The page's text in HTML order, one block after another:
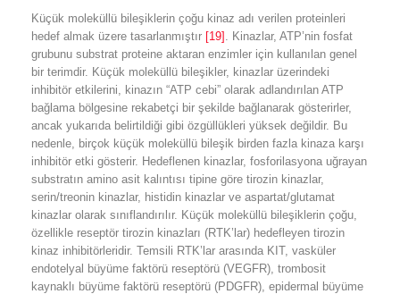
Küçük moleküllü bileşiklerin çoğu kinaz adı verilen proteinleri
hedef almak üzere tasarlanmıştır [19]
. Kinazlar, ATP’nin fosfat
grubunu substrat proteine aktaran enzimler için kullanılan genel
bir terimdir. Küçük moleküllü bileşikler, kinazlar üzerindeki
inhibitör etkilerini, kinazın “ATP cebi” olarak adlandırılan ATP
bağlama bölgesine rekabetçi bir şekilde bağlanarak gösterirler,
ancak yukarıda belirtildiği gibi özgüllükleri yüksek değildir. Bu
nedenle, birçok küçük moleküllü bileşik birden fazla kinaza karşı
inhibitör etki gösterir. Hedeflenen kinazlar, fosforilasyona uğrayan
substratın amino asit kalıntısı tipine göre tirozin kinazlar,
serin/treonin kinazlar, histidin kinazlar ve aspartat/glutamat
kinazlar olarak sınıflandırılır. Küçük moleküllü bileşiklerin çoğu,
özellikle reseptör tirozin kinazları (RTK’lar) hedefleyen tirozin
kinaz inhibitörleridir. Temsili RTK’lar arasında KIT, vasküler
endotelyal büyüme faktörü reseptörü (VEGFR), trombosit
kaynaklı büyüme faktörü reseptörü (PDGFR), epidermal büyüme